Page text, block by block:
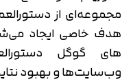
مجموعه‌ای از
هدف خاصی ایجاد
های گوگل
وب‌سایت‌ها و بهبود نتایج